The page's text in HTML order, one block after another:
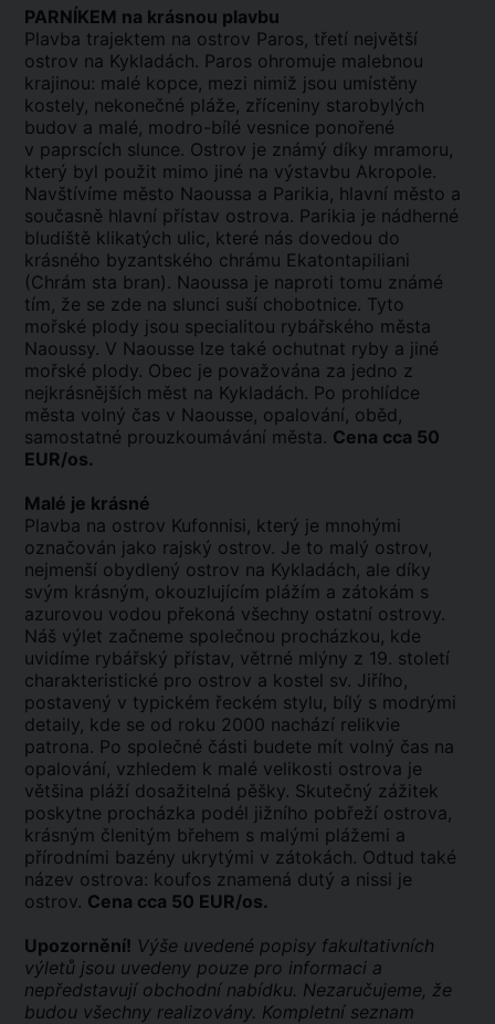
PARNÍKEM na krásnou plavbu
Plavba trajektem na ostrov Paros, třetí největší
ostrov na Kykladách. Paros ohromuje malebnou
krajinou: malé kopce, mezi nimiž jsou umístěny
kostely, nekonečné pláže, zříceniny starobylých
budov a malé, modro-bílé vesnice ponořené
v paprscích slunce. Ostrov je známý díky mramoru,
který byl použit mimo jiné na výstavbu Akropole.
Navštívíme město Naoussa a Parikia, hlavní město a
současně hlavní přístav ostrova. Parikia je nádherné
bludiště klikatých ulic, které nás dovedou do
krásného byzantského chrámu Ekatontapiliani
(Chrám sta bran). Naoussa je naproti tomu známé
tím, že se zde na slunci suší chobotnice. Tyto
mořské plody jsou specialitou rybářského města
Naoussy. V Naousse lze také ochutnat ryby a jiné
mořské plody. Obec je považována za jedno z
nejkrásnějších měst na Kykladách. Po prohlídce
města volný čas v Naousse, opalování, oběd,
samostatné prouzkoumávání města. Cena cca 50
EUR/os.
Malé je krásné
Plavba na ostrov Kufonnisi, který je mnohými
označován jako rajský ostrov. Je to malý ostrov,
nejmenší obydlený ostrov na Kykladách, ale díky
svým krásným, okouzlujícím plážím a zátokám s
azurovou vodou překoná všechny ostatní ostrovy.
Náš výlet začneme společnou procházkou, kde
uvidíme rybářský přístav, větrné mlýny z 19. století
charakteristické pro ostrov a kostel sv. Jiřího,
postavený v typickém řeckém stylu, bílý s modrými
detaily, kde se od roku 2000 nachází relikvie
patrona. Po společné části budete mít volný čas na
opalování, vzhledem k malé velikosti ostrova je
většina pláží dosažitelná pěšky. Skutečný zážitek
poskytne procházka podél jižního pobřeží ostrova,
krásným členitým břehem s malými plážemi a
přírodními bazény ukrytými v zátokách. Odtud také
název ostrova: koufos znamená dutý a nissi je
ostrov. Cena cca 50 EUR/os.
Upozornění! Výše uvedené popisy fakultativních
výletů jsou uvedeny pouze pro informaci a
nepředstavují obchodní nabídku. Nezaručujeme, že
budou všechny realizovány. Kompletní seznam